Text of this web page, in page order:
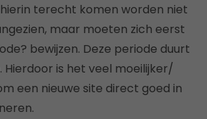
terecht komen worden niet
maar moeten zich eerst
bewijzen. Deze periode duurt
Hierdoor is het veel moeilijker/
een nieuwe site direct goed in